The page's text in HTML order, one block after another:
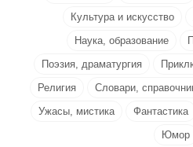
Культура и искусство
Наука, образование
Поэзия, драматургия
Религия
Словари,
Ужасы, мистика
Фантастика
Юмор